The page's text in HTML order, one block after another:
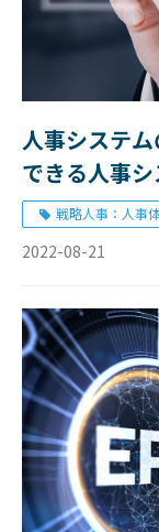
人事システ
できる人事
戦略人事：人事
2022-08-21